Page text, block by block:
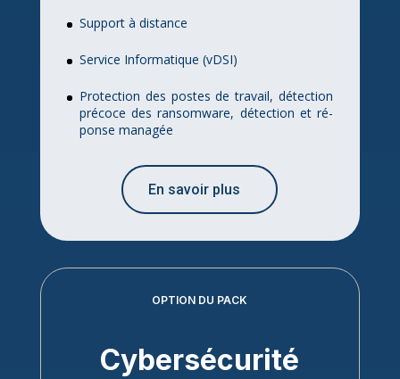
Sup­port à dis­tance
Ser­vice In­for­ma­tique (vD­SI)
Pro­tec­tion des postes de tra­vail, dé­tec­tion
pré­coce des ran­som­ware, dé­tec­tion et ré­
ponse ma­na­gée
En sa­voir plus
OP­TION DU PACK
Cy­ber­sé­cu­ri­té